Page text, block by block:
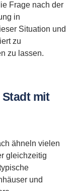
Frage nach der
in
Situation und
zu
zu lassen.
mit
ähneln vielen
gleichzeitig
und